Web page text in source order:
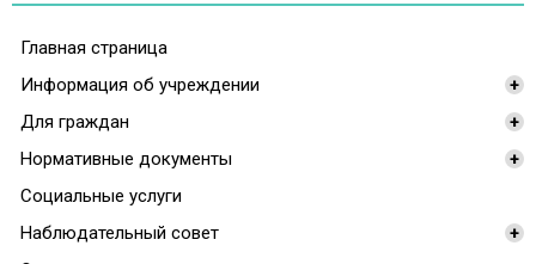
Главная страница
Информация об учреждении
+
Для граждан
+
Нормативные документы
+
Социальные услуги
Наблюдательный совет
+